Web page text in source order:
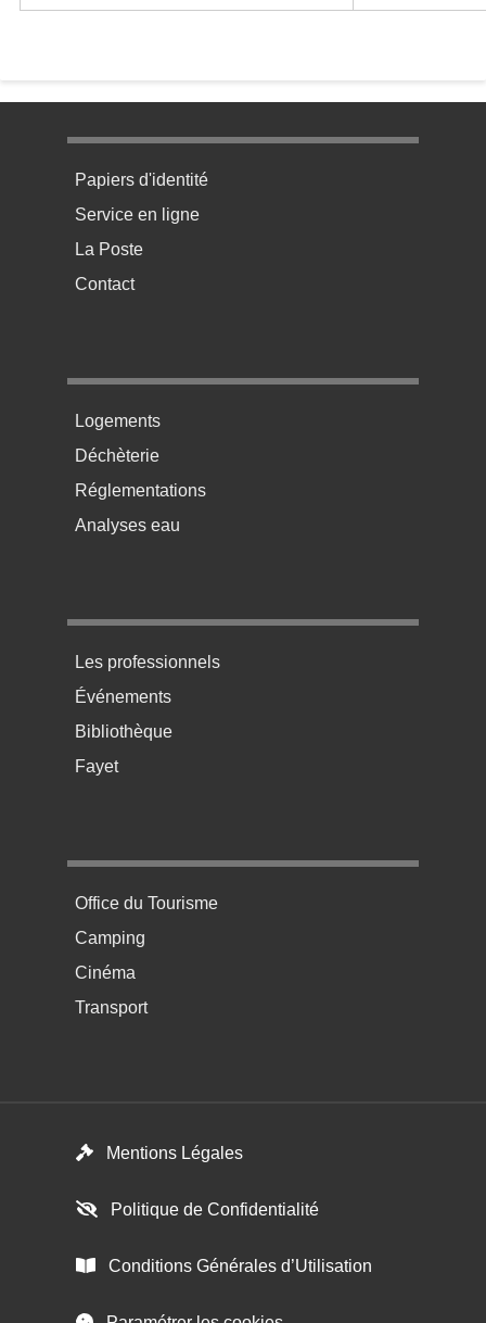
Menu pratique bas de page 1
Papiers d'identité
Service en ligne
La Poste
Contact
Menu pratique bas de page 2
Logements
Déchèterie
Réglementations
Analyses eau
Menu pratique bas de page 3
Les professionnels
Événements
Bibliothèque
Fayet
Menu pratique bas de page 4
Office du Tourisme
Camping
Cinéma
Transport
Mentions Légales
Politique de Confidentialité
Conditions Générales d’Utilisation